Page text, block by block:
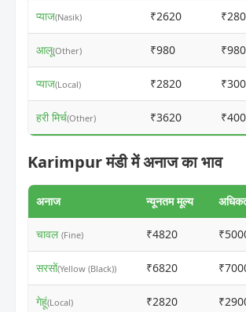
प्याज(Nasik) ₹2620
आलू(Other) ₹980 ₹980
प्याज(Local) ₹2820
हरी मिर्च(Other) ₹3620
Karimpur मंडी में अनाज का भाव
अनाज न्यूनतम मूल्य
चावल (Fine) ₹4820
सरसों(Yellow (Black)) ₹6820
गेहूं(Local) ₹2820